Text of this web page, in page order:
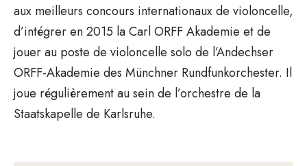
aux meilleurs concours internationaux de violoncelle,
d’intégrer en 2015 la Carl ORFF Akademie et de
jouer au poste de violoncelle solo de l’Andechser
ORFF-Akademie des Münchner Rundfunkorchester. Il
joue régulièrement au sein de l’orchestre de la
Staatskapelle de Karlsruhe.